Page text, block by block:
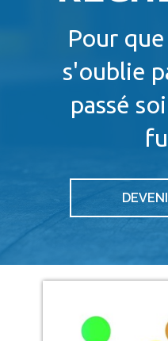
Pour
s'oublie
passé